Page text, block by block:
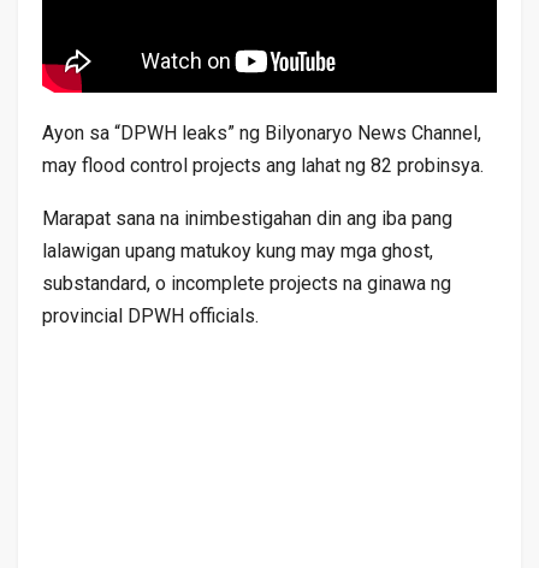
Ayon sa “DPWH leaks” ng Bilyonaryo News Channel,
may flood control projects ang lahat ng 82 probinsya.
Marapat sana na inimbestigahan din ang iba pang
lalawigan upang matukoy kung may mga ghost,
substandard, o incomplete projects na ginawa ng
provincial DPWH officials.